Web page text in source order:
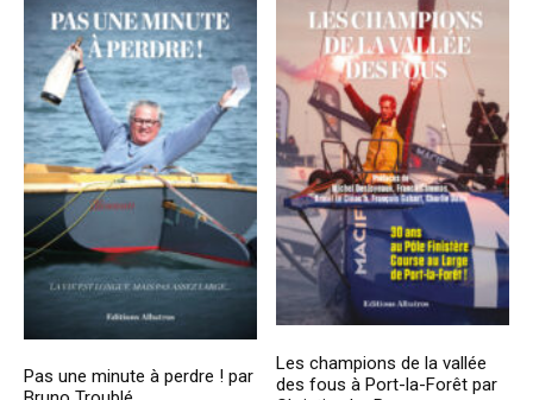
Pas une minute à perdre ! par
Les champions de la vallée
des fous à Port-la-Forêt par